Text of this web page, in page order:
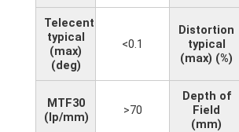
Telecentricity
typical
(max)
(deg)
<0.1
Distortion
typical
(max) (%)
MTF30
(lp/mm)
>70
Depth of
Field
(mm)